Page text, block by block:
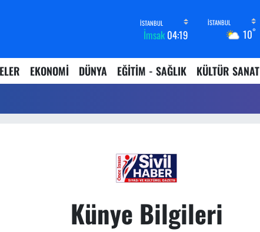
İmsak 04:19 10°
EKONOMİ DÜNYA EĞİTİM - SAĞLIK KÜLTÜR SANAT
Künye Bilgileri